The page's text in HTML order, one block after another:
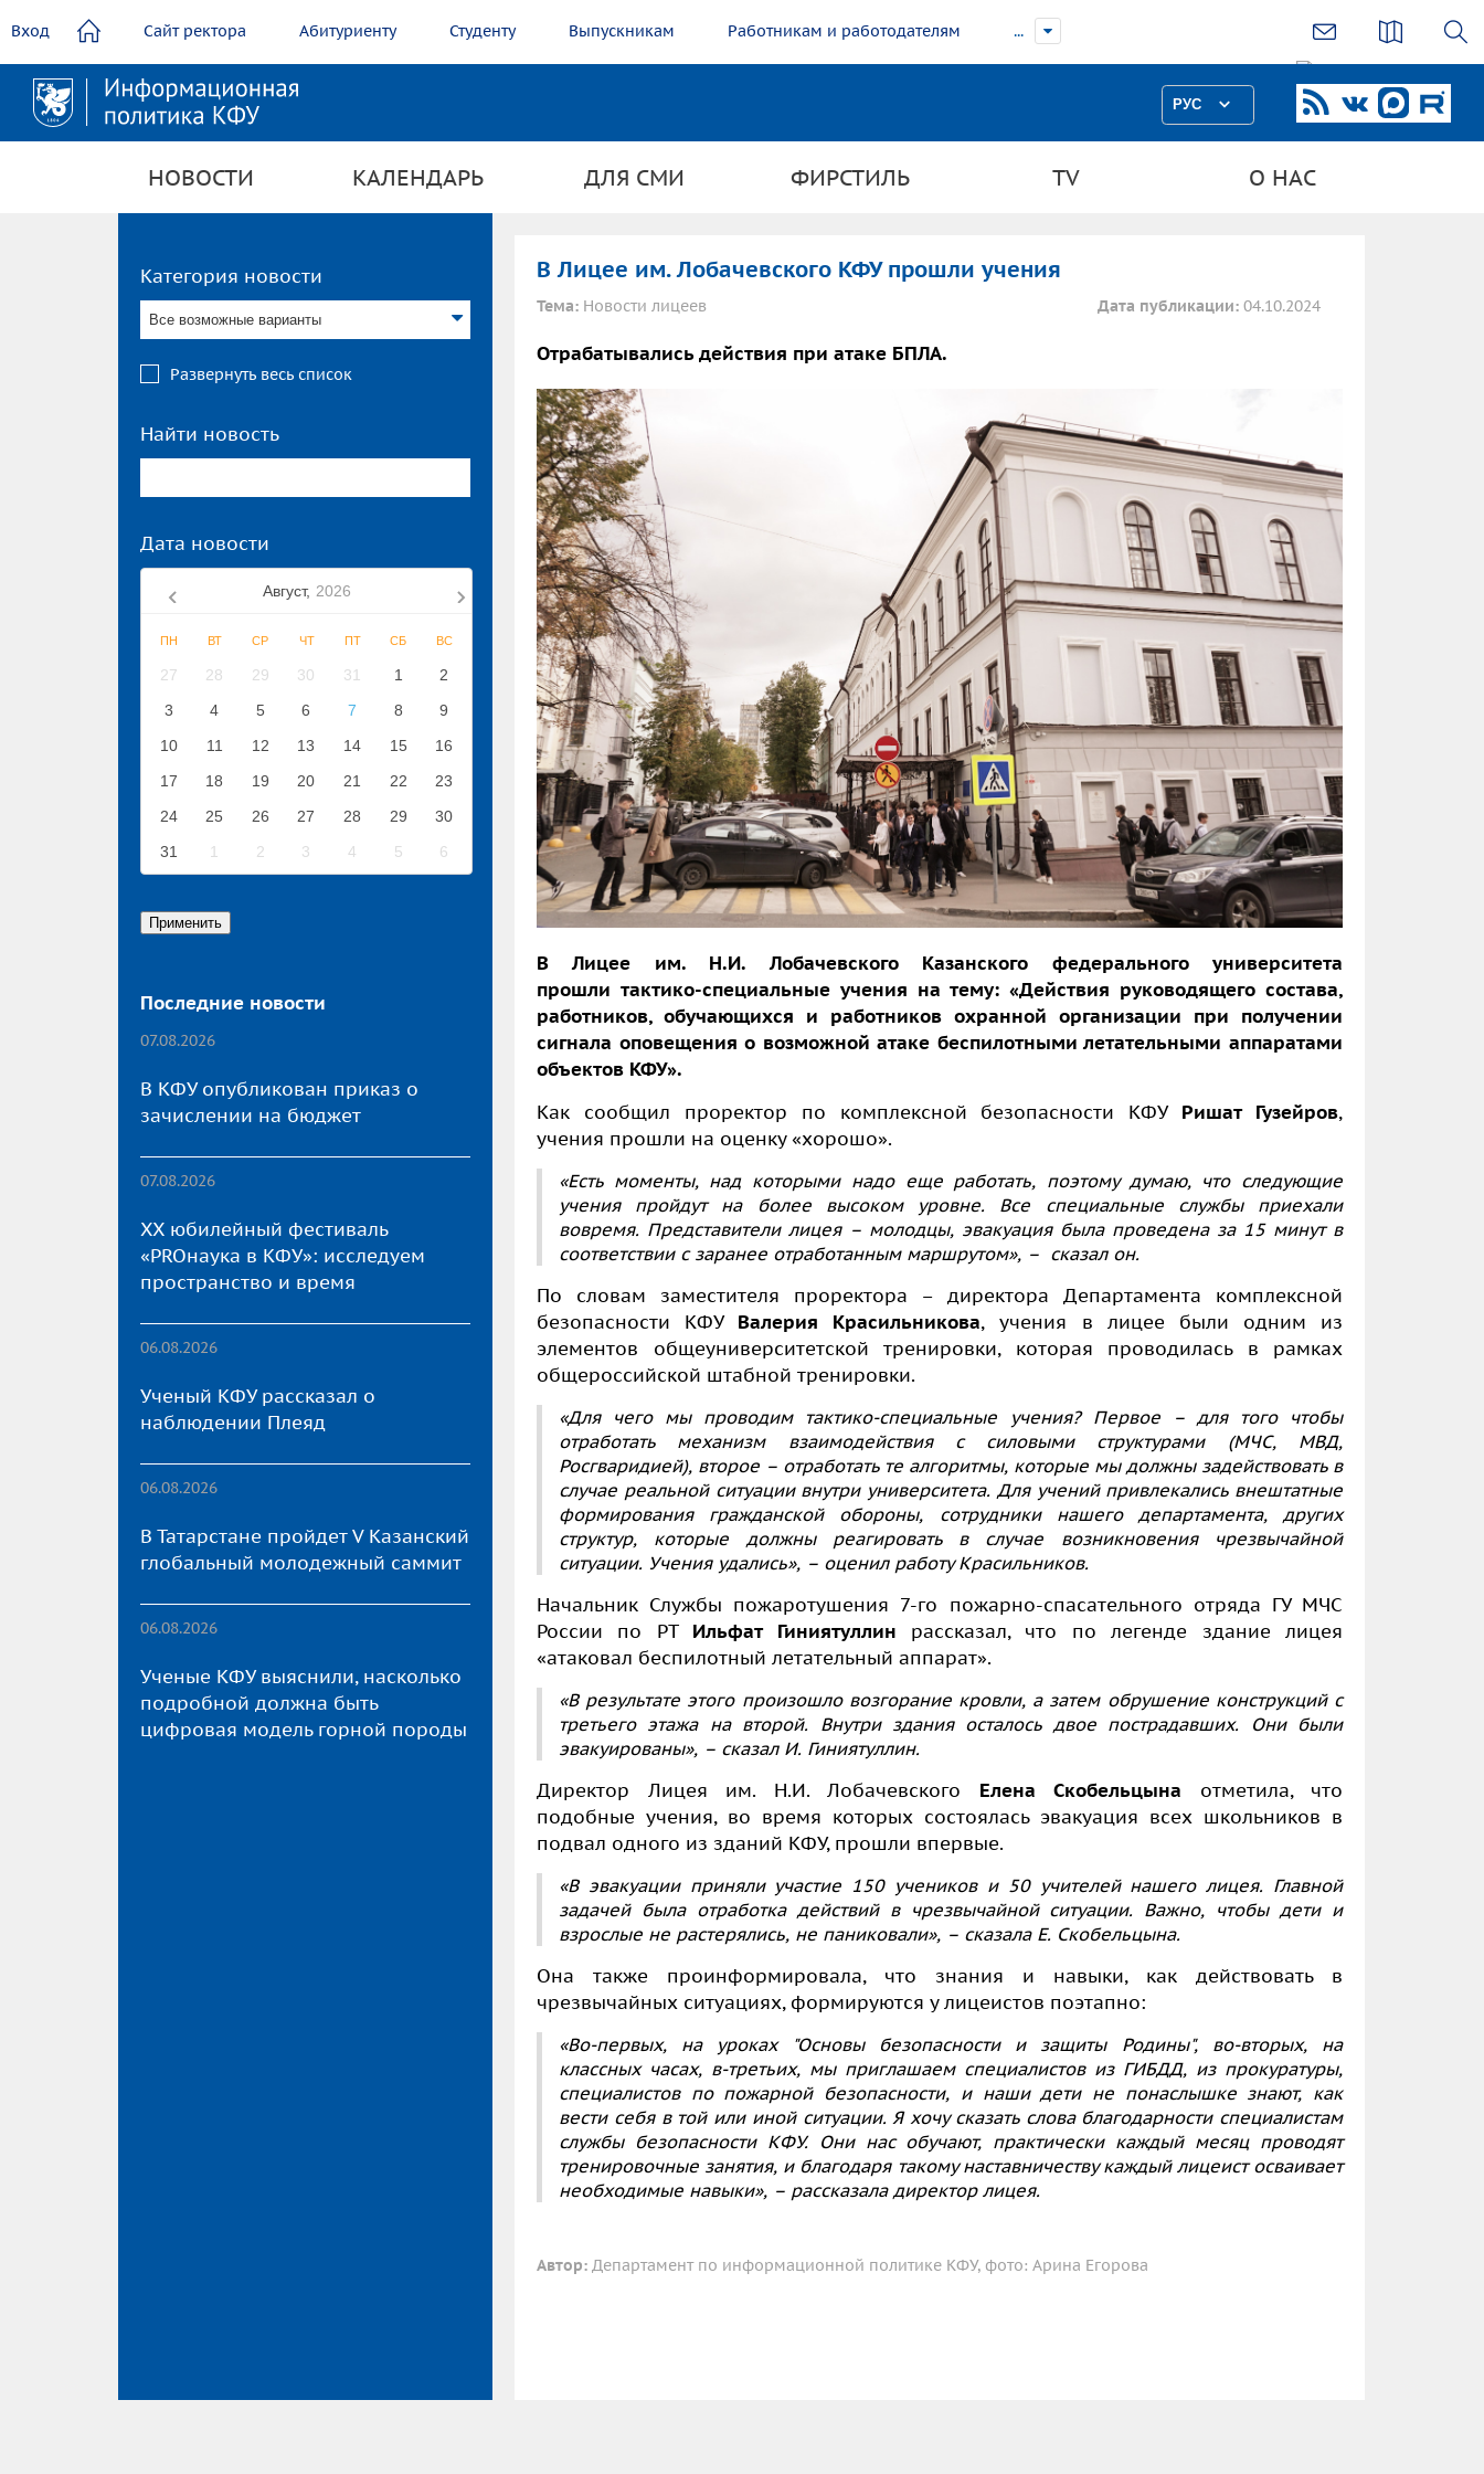
содержанию
Вход Сайт ректора Абитуриенту Студенту Выпускникам Работникам и работодателям ...
РУС
НОВОСТИ КАЛЕНДАРЬ ДЛЯ СМИ ФИРСТИЛЬ TV О НАС
Категория новости
Все возможные варианты
Развернуть весь список
Найти новость
Дата новости
Август, 2026
ПН ВТ СР ЧТ ПТ СБ ВС
27 28 29 30 31 1
2
3
4 5 6 7 8
9
10
11 12 13 14 15
16
17
18 19 20 21 22
23
24
25 26 27 28 29
30
31
1 2 3 4 5 6
Последние новости
07.08.2026
В КФУ опубликован приказ о
зачислении на бюджет
07.08.2026
XX юбилейный фестиваль
«PROнаука в КФУ»: исследуем
пространство и время
06.08.2026
Ученый КФУ рассказал о
наблюдении Плеяд
06.08.2026
В Татарстане пройдет V Казанский
глобальный молодежный саммит
06.08.2026
Ученые КФУ выяснили, насколько
подробной должна быть
цифровая модель горной породы
В Лицее им. Лобачевского КФУ прошли учения
Тема: Новости лицеев Дата публикации: 04.10.2024
Отрабатывались действия при атаке БПЛА.
В Лицее им. Н.И. Лобачевского Казанского федерального университета
прошли тактико-специальные учения на тему: «Действия руководящего состава,
работников, обучающихся и работников охранной организации при получении
сигнала оповещения о возможной атаке беспилотными летательными аппаратами
объектов КФУ».
Как сообщил проректор по комплексной безопасности КФУ Ришат Гузейров,
учения прошли на оценку «хорошо».
«Есть моменты, над которыми надо еще работать, поэтому думаю, что следующие
учения пройдут на более высоком уровне. Все специальные службы приехали
вовремя. Представители лицея – молодцы, эвакуация была проведена за 15 минут в
соответствии с заранее отработанным маршрутом», – сказал он.
По словам заместителя проректора – директора Департамента комплексной
безопасности КФУ Валерия Красильникова,
учения в лицее были одним из
элементов общеуниверситетской тренировки, которая проводилась в рамках
общероссийской штабной тренировки.
«Для чего мы проводим тактико-специальные учения? Первое – для того чтобы
отработать механизм взаимодействия с силовыми структурами (МЧС, МВД,
Росгваридией), второе – отработать те алгоритмы, которые мы должны задействовать в
случае реальной ситуации внутри университета. Для учений привлекались внештатные
формирования гражданской обороны, сотрудники нашего департамента, других
структур, которые должны реагировать в случае возникновения чрезвычайной
ситуации. Учения удались», – оценил работу Красильников.
Начальник Службы пожаротушения 7-го пожарно-спасательного отряда ГУ МЧС
России по РТ Ильфат Гиниятуллин рассказал, что по легенде здание лицея
«атаковал беспилотный летательный аппарат».
«В результате этого произошло возгорание кровли, а затем обрушение конструкций с
третьего этажа на второй. Внутри здания осталось двое пострадавших. Они были
эвакуированы», – сказал И. Гиниятуллин.
Директор Лицея им. Н.И. Лобачевского Елена Скобельцына отметила, что
подобные учения, во время которых состоялась эвакуация всех школьников в
подвал одного из зданий КФУ, прошли впервые.
«В эвакуации приняли участие 150 учеников и 50 учителей нашего лицея. Главной
задачей была отработка действий в чрезвычайной ситуации. Важно, чтобы дети и
взрослые не растерялись, не паниковали», – сказала Е. Скобельцына.
Она также проинформировала, что знания и навыки, как действовать в
чрезвычайных ситуациях, формируются у лицеистов поэтапно:
«Во-первых, на уроках "Основы безопасности и защиты Родины", во-вторых, на
классных часах, в-третьих, мы приглашаем специалистов из ГИБДД, из прокуратуры,
специалистов по пожарной безопасности, и наши дети не понаслышке знают, как
вести себя в той или иной ситуации. Я хочу сказать слова благодарности специалистам
службы безопасности КФУ. Они нас обучают, практически каждый месяц проводят
тренировочные занятия, и благодаря такому наставничеству каждый лицеист осваивает
необходимые навыки», – рассказала директор лицея.
Автор: Департамент по информационной политике КФУ, фото: Арина Егорова